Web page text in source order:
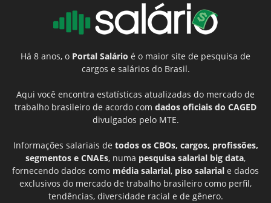
Há 8 anos, o Portal Salário é o maior site de pesquisa de
cargos e salários do Brasil.
Aqui você encontra estatísticas atualizadas do mercado de
trabalho brasileiro de acordo com dados oficiais do CAGED
divulgados pelo MTE.
Informações salariais de todos os CBOs, cargos, profissões,
segmentos e CNAEs, numa pesquisa salarial big data,
fornecendo dados como média salarial, piso salarial e dados
exclusivos do mercado de trabalho brasileiro como perfil,
tendências, diversidade racial e de gênero.